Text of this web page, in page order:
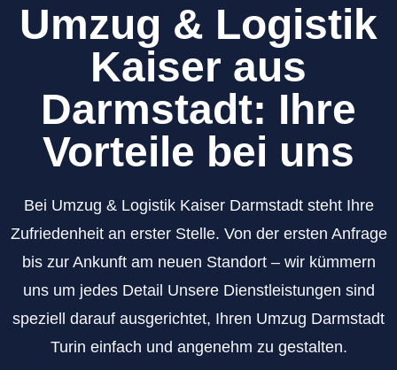
Umzug & Logistik
Kaiser aus
Darmstadt: Ihre
Vorteile bei uns
Bei Umzug & Logistik Kaiser Darmstadt steht Ihre
Zufriedenheit an erster Stelle. Von der ersten Anfrage
bis zur Ankunft am neuen Standort – wir kümmern
uns um jedes Detail Unsere Dienstleistungen sind
speziell darauf ausgerichtet, Ihren Umzug Darmstadt
Turin einfach und angenehm zu gestalten.